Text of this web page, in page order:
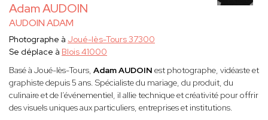
Adam AUDOIN
AUDOIN ADAM
Photographe à Joué-lès-Tours 37300
Se déplace à Blois 41000
Basé à Joué-lès-Tours, Adam AUDOIN est photographe, vidéaste et
graphiste depuis 5 ans. Spécialiste du mariage, du produit, du
culinaire et de l’événementiel, il allie technique et créativité pour offrir
des visuels uniques aux particuliers, entreprises et institutions.